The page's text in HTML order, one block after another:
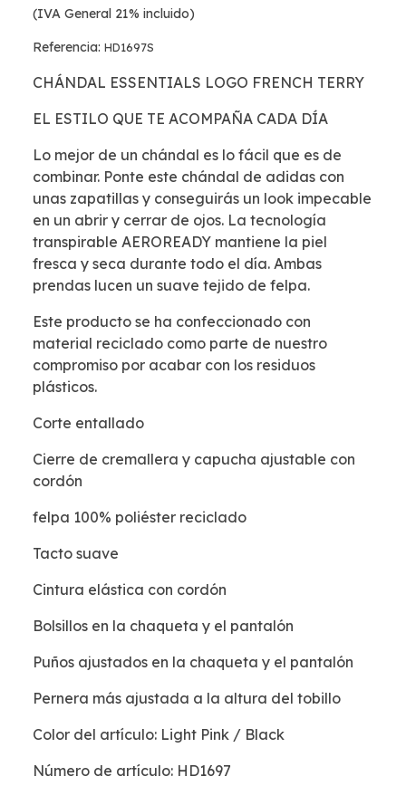
(IVA General 21% incluido)
Referencia: HD1697S
CHÁNDAL ESSENTIALS LOGO FRENCH TERRY
EL ESTILO QUE TE ACOMPAÑA CADA DÍA
Lo mejor de un chándal es lo fácil que es de
combinar. Ponte este chándal de adidas con
unas zapatillas y conseguirás un look impecable
en un abrir y cerrar de ojos. La tecnología
transpirable AEROREADY mantiene la piel
fresca y seca durante todo el día. Ambas
prendas lucen un suave tejido de felpa.
Este producto se ha confeccionado con
material reciclado como parte de nuestro
compromiso por acabar con los residuos
plásticos.
Corte entallado
Cierre de cremallera y capucha ajustable con
cordón
felpa 100% poliéster reciclado
Tacto suave
Cintura elástica con cordón
Bolsillos en la chaqueta y el pantalón
Puños ajustados en la chaqueta y el pantalón
Pernera más ajustada a la altura del tobillo
Color del artículo: Light Pink / Black
Número de artículo: HD1697